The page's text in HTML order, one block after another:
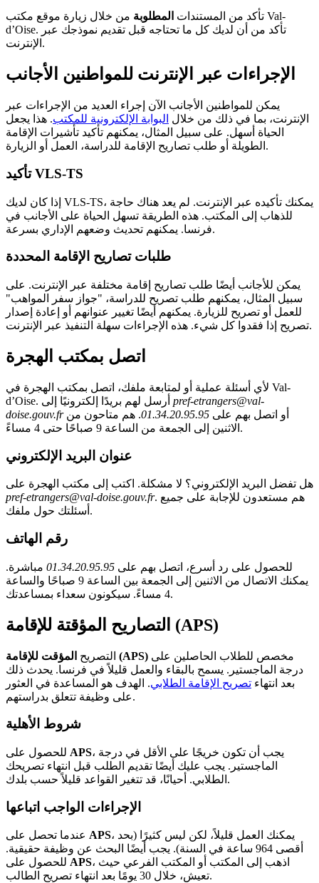
تأكد من المستندات المطلوبة من خلال زيارة موقع مكتب Val-
d’Oise. تأكد من أن لديك كل ما تحتاجه قبل تقديم نموذجك عبر
الإنترنت.
الإجراءات عبر الإنترنت للمواطنين الأجانب
يمكن للمواطنين الأجانب الآن إجراء العديد من الإجراءات عبر
الإنترنت، بما في ذلك من خلال البوابة الإلكترونية للمكتب. هذا يجعل
الحياة أسهل. على سبيل المثال، يمكنهم تأكيد تأشيرات الإقامة
الطويلة أو طلب تصاريح الإقامة للدراسة، العمل أو الزيارة.
تأكيد VLS-TS
إذا كان لديك VLS-TS، يمكنك تأكيده عبر الإنترنت. لم يعد هناك حاجة
للذهاب إلى المكتب. هذه الطريقة تسهل الحياة على الأجانب في
فرنسا. يمكنهم تحديث وضعهم الإداري بسرعة.
طلبات تصاريح الإقامة المحددة
يمكن للأجانب أيضًا طلب تصاريح إقامة مختلفة عبر الإنترنت. على
سبيل المثال، يمكنهم طلب تصريح للدراسة، "جواز سفر المواهب"
للعمل أو تصريح للزيارة. يمكنهم أيضًا تغيير عنوانهم أو إعادة إصدار
تصريح إذا فقدوا كل شيء. هذه الإجراءات سهلة التنفيذ عبر الإنترنت.
اتصل بمكتب الهجرة
لأي أسئلة عملية أو لمتابعة ملفك، اتصل بمكتب الهجرة في Val-
pref-etrangers@val-
doise.gouv.fr
أو اتصل بهم على 01.34.20.95.95. هم متاحون من
الاثنين إلى الجمعة من الساعة 9 صباحًا حتى 4 مساءً.
عنوان البريد الإلكتروني
هل تفضل البريد الإلكتروني؟ لا مشكلة. اكتب إلى مكتب الهجرة على
pref-etrangers@val-doise.gouv.fr. هم مستعدون للإجابة على جميع
أسئلتك حول ملفك.
رقم الهاتف
للحصول على رد أسرع، اتصل بهم على 01.34.20.95.95 مباشرة.
يمكنك الاتصال من الاثنين إلى الجمعة بين الساعة 9 صباحًا والساعة
4 مساءً. سيكونون سعداء بمساعدتك.
التصاريح المؤقتة للإقامة (APS)
التصريح المؤقت للإقامة (APS)
درجة الماجستير. يسمح بالبقاء والعمل قليلاً في فرنسا. يحدث ذلك
بعد انتهاء تصريح الإقامة الطلابي. الهدف هو المساعدة في العثور
على وظيفة تتعلق بدراستهم.
شروط الأهلية
APS، يجب أن تكون خريجًا على الأقل في درجة
الماجستير. يجب عليك أيضًا تقديم الطلب قبل انتهاء تصريحك
الطلابي. أحيانًا، قد تتغير القواعد قليلاً حسب بلدك.
الإجراءات الواجب اتباعها
APS، يمكنك العمل قليلاً، لكن ليس كثيرًا (بحد
أقصى 964 ساعة في السنة). يجب أيضًا البحث عن وظيفة حقيقية.
APS، اذهب إلى المكتب أو المكتب الفرعي حيث
تعيش، خلال 30 يومًا بعد انتهاء تصريح الطالب.